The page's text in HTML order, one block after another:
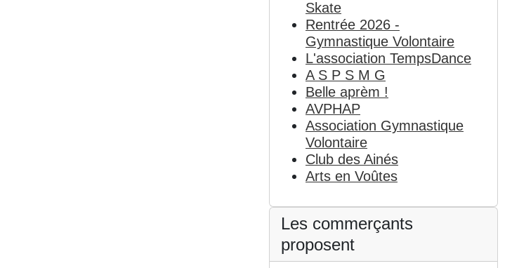
Skate
Rentrée 2026 -
Gymnastique Volontaire
L'association TempsDance
A S P S M G
Belle aprèm !
AVPHAP
Association Gymnastique
Volontaire
Club des Ainés
Arts en Voûtes
Les commerçants
proposent